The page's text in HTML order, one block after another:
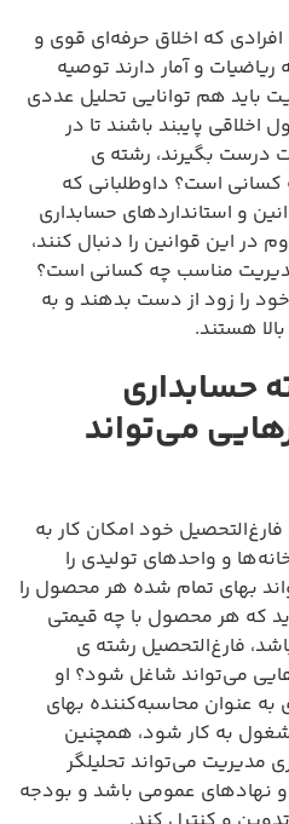
که اخلاق حرفه‌ای قوی و
و آمار دارند توصیه
باید هم توانایی تحلیل عددی
اخلاقی پایبند باشند تا در
درست بگیرند، رشته ی
است؟ داوطلبانی که
و استانداردهای حسابداری
در این قوانین را دنبال کنند،
مناسب چه کسانی است؟
را زود از دست بدهند و به
هستند.
حسابداری
می‌تواند
خود امکان کار به
و واحدهای تولیدی را
بهای تمام شده هر محصول را
که هر محصول با چه قیمتی
فارغ‌التحصیل رشته ی
می‌تواند شاغل شود؟ او
عنوان محاسبه‌کننده بهای
به کار شود، همچنین
مدیریت می‌تواند تحلیلگر
نهادهای عمومی باشد و بودجه